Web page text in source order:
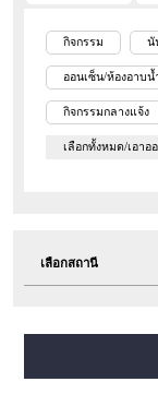
กิจกรรม นั
ออนเซ็น/ห้องอาบ
กิจกรรมกลางแจ้ง
เลือกทั้งหมด/เอาอ
เลือกสถานี